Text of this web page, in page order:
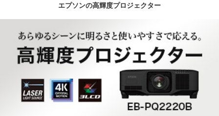
エプソンの高輝度プロジェクター